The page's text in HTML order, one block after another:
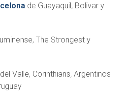
de Guayaquil, Bolivar y
The Strongest y
Valle, Corinthians, Argentinos